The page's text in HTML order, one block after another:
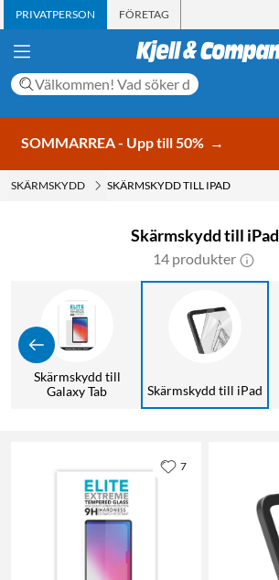
PRIVATPERSON FÖRETAG
SOMMARREA - Upp till 50% →
SKÄRMSKYDD SKÄRMSKYDD TILL IPAD
Skärmskydd till iPad
14 produkter
Skärmskydd till
Galaxy Tab
Skärmskydd till iPad
7